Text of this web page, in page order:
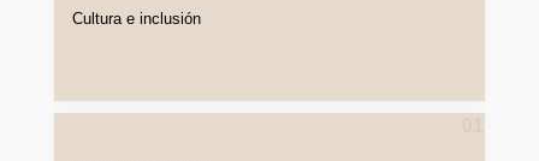
Cultura e inclusión